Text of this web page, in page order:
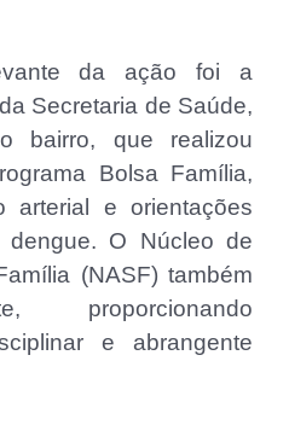
da ação foi a
Secretaria de Saúde,
bairro, que realizou
Bolsa Família,
arterial e orientações
O Núcleo de
(NASF) também
proporcionando
e abrangente